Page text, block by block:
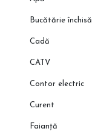
Bucătărie închisă
Cadă
CATV
Contor electric
Curent
Faianță